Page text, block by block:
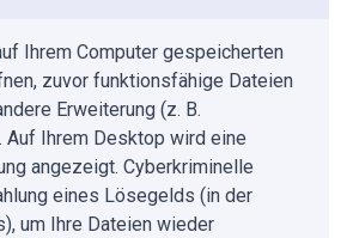
Ihrem Computer gespeicherten
zuvor funktionsfähige Dateien
Erweiterung (z. B.
Auf Ihrem Desktop wird eine
angezeigt. Cyberkriminelle
eines Lösegelds (in der
um Ihre Dateien wieder